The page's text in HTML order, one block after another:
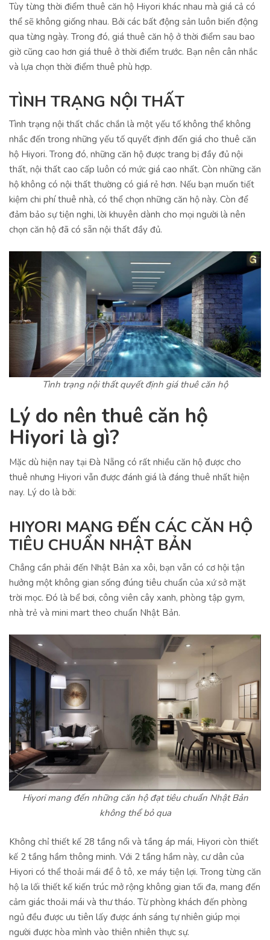
Tùy từng thời điểm thuê căn hộ Hiyori khác nhau mà giá cả có
thể sẽ không giống nhau. Bởi các bất động sản luôn biến động
qua từng ngày. Trong đó, giá thuê căn hộ ở thời điểm sau bao
giờ cũng cao hơn giá thuê ở thời điểm trước. Bạn nên cân nhắc
và lựa chọn thời điểm thuê phù hợp.
TÌNH TRẠNG NỘI THẤT
Tình trạng nội thất chắc chắn là một yếu tố không thể không
nhắc đến trong những yếu tố quyết định đến giá cho thuê căn
hộ Hiyori. Trong đó, những căn hộ được trang bị đầy đủ nội
thất, nội thất cao cấp luôn có mức giá cao nhất. Còn những căn
hộ không có nội thất thường có giá rẻ hơn. Nếu bạn muốn tiết
kiệm chi phí thuê nhà, có thể chọn những căn hộ này. Còn để
đảm bảo sự tiện nghi, lời khuyên dành cho mọi người là nên
chọn căn hộ đã có sẵn nội thất đầy đủ.
Tình trạng nội thất quyết định giá thuê căn hộ
Lý do nên thuê căn hộ
Hiyori là gì?
Mặc dù hiện nay tại Đà Nẵng có rất nhiều căn hộ được cho
thuê nhưng Hiyori vẫn được đánh giá là đáng thuê nhất hiện
nay. Lý do là bởi:
HIYORI MANG ĐẾN CÁC CĂN HỘ
TIÊU CHUẨN NHẬT BẢN
Chẳng cần phải đến Nhật Bản xa xôi, bạn vẫn có cơ hội tận
hưởng một không gian sống đúng tiêu chuẩn của xứ sở mặt
trời mọc. Đó là bể bơi, công viên cây xanh, phòng tập gym,
nhà trẻ và mini mart theo chuẩn Nhật Bản.
Hiyori mang đến những căn hộ đạt tiêu chuẩn Nhật Bản
không thể bỏ qua
Không chỉ thiết kế 28 tầng nổi và tầng áp mái, Hiyori còn thiết
kế 2 tầng hầm thông minh. Với 2 tầng hầm này, cư dân của
Hiyori có thể thoải mái để ô tô, xe máy tiện lợi. Trong từng căn
hộ la lối thiết kế kiến trúc mở rộng không gian tối đa, mang đến
cảm giác thoải mái và thư tháo. Từ phòng khách đến phòng
ngủ đều được ưu tiên lấy được ánh sáng tự nhiên giúp mọi
người được hòa mình vào thiên nhiên thực sự.